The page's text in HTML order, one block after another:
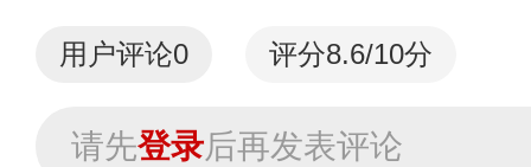
用户评论0 评分8.6/10分
请先登录后再发表评论